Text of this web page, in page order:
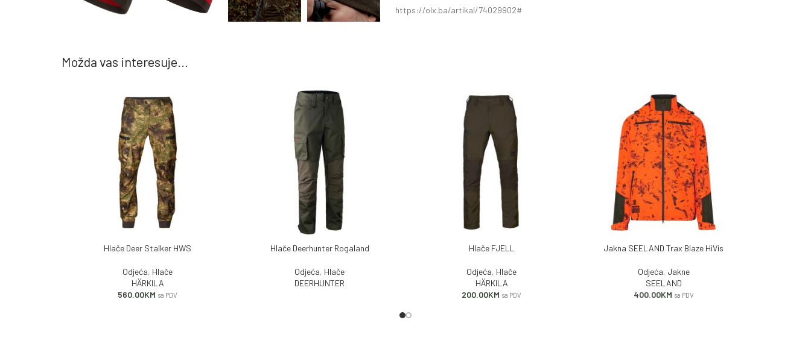
https://olx.ba/artikal/74029902#
Možda vas interesuje...
DODAJ U KORPUHlače Deer Stalker HWS
Odjeća, Hlače
HÄRKILA
560.00KM sa PDV
PROČITAJ VIŠEHlače Deerhunter Rogaland
Odjeća, Hlače
DEERHUNTER
Hlače FJELL
Odjeća, Hlače
HÄRKILA
200.00KM sa PDV
DODAJ U KORPU
Jakna SEELAND Trax Blaze HiVis
Odjeća, Jakne
SEELAND
400.00KM sa PDV